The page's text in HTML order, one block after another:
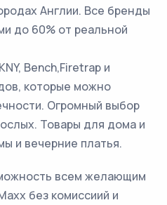
Англии. Все бренды
до 60% от реальной
Bench,Firetrap и
которые можно
Огромный выбор
Товары для дома и
и вечерние платья.
всем желающим
без комиссиий и